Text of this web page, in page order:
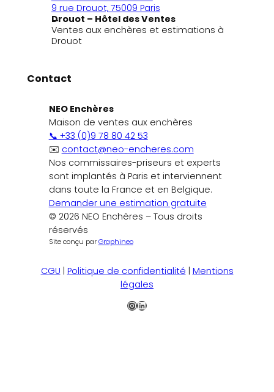
9 rue Drouot, 75009 Paris
Drouot – Hôtel des Ventes
Ventes aux enchères et estimations à
Drouot
Contact
NEO Enchères
Maison de ventes aux enchères
📞 +33 (0)9 78 80 42 53
✉️ contact@neo-encheres.com
Nos commissaires-priseurs et experts
sont implantés à Paris et interviennent
dans toute la France et en Belgique.
Demander une estimation gratuite
© 2026 NEO Enchères – Tous droits
réservés
Site conçu parGraphineo
CGU | Politique de confidentialité | Mentions
légales
Instagram
LinkedIn